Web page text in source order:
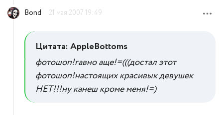
Bond
21 мая 2007 19:49
Цитата: AppleBottoms
фотошоп!гавно аще!=(((достал этот
фотошоп!настоящих красивык девушек
НЕТ!!!ну канеш кроме меня!=)